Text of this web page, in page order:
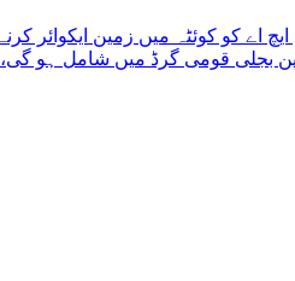
اے کو کوئٹہ میں زمین ایکوائر